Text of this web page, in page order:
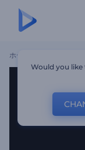
ホーム
Would you like